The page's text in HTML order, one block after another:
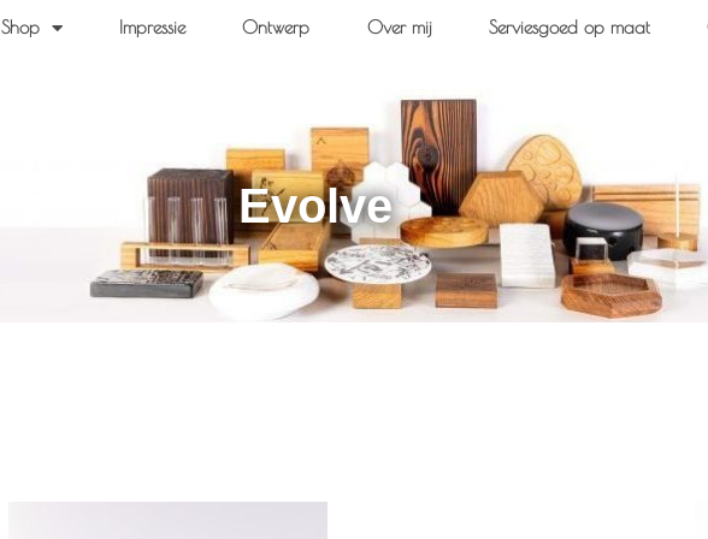
Shop Impressie Ontwerp Over mij Serviesgoed op maat
Evolve